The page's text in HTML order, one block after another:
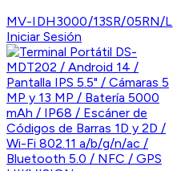
MV-IDH3000/13SR/05RN/L
Iniciar Sesión